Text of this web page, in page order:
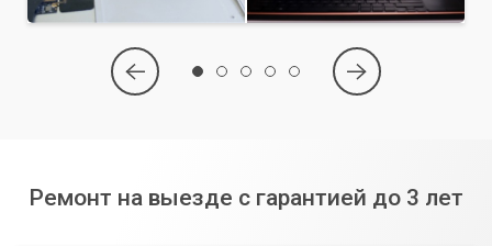
Ремонт на выезде с гарантией до 3 лет